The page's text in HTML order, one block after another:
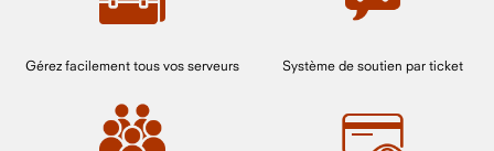
Gérez facilement tous vos serveurs Système de soutien par ticket